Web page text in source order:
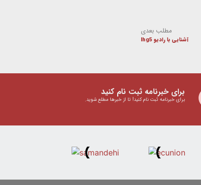
مطلب بعدی
آشنایی با رادیو lhg5
برای خبرنامه ثبت نام کنید
برای خبرنامه ثبت نام کنید! تا از خبرها مطلع شوید.